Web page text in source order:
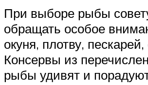
При выборе рыбы
обращать особое
окуня, плотву,
Консервы из
рыбы удивят и